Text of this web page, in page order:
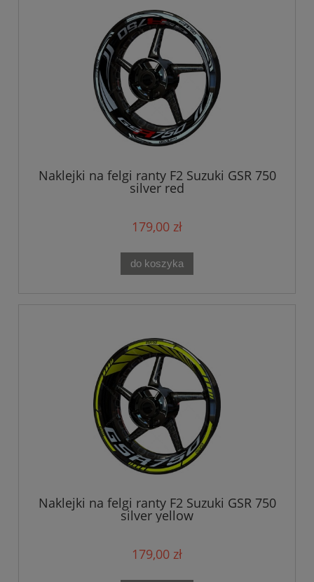
Naklejki na felgi ranty F2 Suzuki GSR 750
silver red
179,00 zł
do koszyka
Naklejki na felgi ranty F2 Suzuki GSR 750
silver yellow
179,00 zł